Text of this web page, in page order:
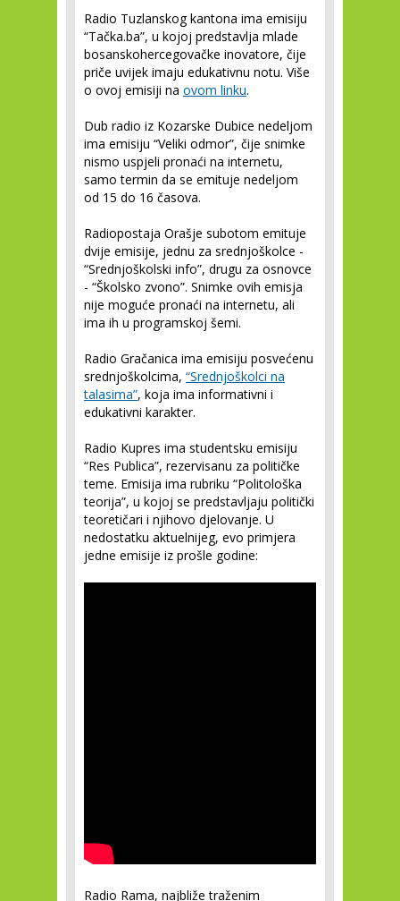
Radio Tuzlanskog kantona ima emisiju
“Tačka.ba”, u kojoj predstavlja mlade
bosanskohercegovačke inovatore, čije
priče uvijek imaju edukativnu notu. Više
o ovoj emisiji na ovom linku.
Dub radio iz Kozarske Dubice nedeljom
ima emisiju “Veliki odmor”, čije snimke
nismo uspjeli pronaći na internetu,
samo termin da se emituje nedeljom
od 15 do 16 časova.
Radiopostaja Orašje subotom emituje
dvije emisije, jednu za srednjoškolce -
“Srednjoškolski info”, drugu za osnovce
- “Školsko zvono”. Snimke ovih emisja
nije moguće pronaći na internetu, ali
ima ih u programskoj šemi.
Radio Gračanica ima emisiju posvećenu
srednjoškolcima, “Srednjoškolci na
talasima”, koja ima informativni i
edukativni karakter.
Radio Kupres ima studentsku emisiju
“Res Publica”, rezervisanu za političke
teme. Emisija ima rubriku “Politološka
teorija”, u kojoj se predstavljaju politički
teoretičari i njihovo djelovanje. U
nedostatku aktuelnijeg, evo primjera
jedne emisije iz prošle godine:
Radio Rama, najbliže traženim